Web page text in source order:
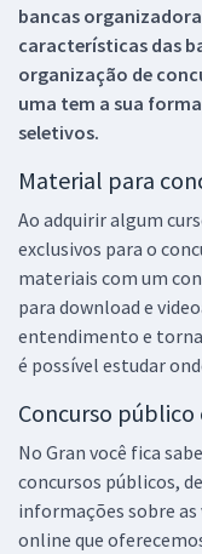
bancas
características das
organização de
uma tem a sua
seletivos.
Material para
Ao adquirir algum
exclusivos para o
materiais com um
para download e
entendimento e
é possível estudar
Concurso público
No Gran você fica
concursos públicos,
informações sobre as
online que